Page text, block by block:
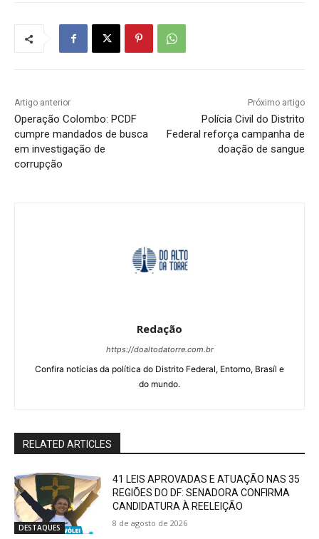
Artigo anterior
Operação Colombo: PCDF
cumpre mandados de busca
em investigação de
corrupção
Próximo artigo
Polícia Civil do Distrito
Federal reforça campanha de
doação de sangue
Redação
https://doaltodatorre.com.br
Confira notícias da política do Distrito Federal, Entorno, Brasíl e
do mundo.
RELATED ARTICLES
DESTAQUES
41 LEIS APROVADAS E ATUAÇÃO NAS 35
REGIÕES DO DF: SENADORA CONFIRMA
CANDIDATURA À REELEIÇÃO
8 de agosto de 2026